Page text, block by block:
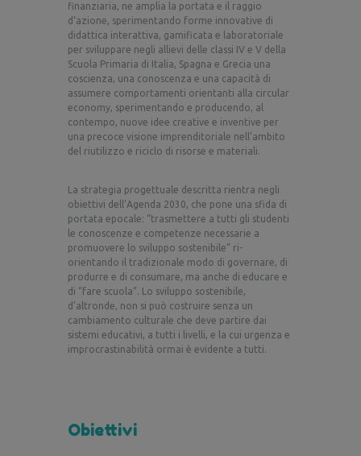
finanziaria, ne amplia la portata e il raggio
d’azione, sperimentando forme innovative di
didattica interattiva, gamificata e laboratoriale
per sviluppare negli allievi delle classi IV e V della
Scuola Primaria di Italia, Spagna e Grecia una
coscienza, una conoscenza e una capacità di
assumere comportamenti orientanti alla circular
economy, sperimentando e producendo, al
contempo, nuove idee creative e inventive per
una precoce visione imprenditoriale nell’ambito
del riutilizzo e riciclo di risorse e materiali.
La strategia progettuale descritta rientra negli
obiettivi dell’Agenda 2030, che pone una sfida di
portata epocale: “trasmettere a tutti gli studenti
le conoscenze e competenze necessarie a
promuovere lo sviluppo sostenibile” ri-
orientando il tradizionale modo di governare, di
produrre e di consumare, ma anche di educare e
di “fare scuola”. Lo sviluppo sostenibile,
d’altronde, non si può costruire senza un
cambiamento culturale che deve partire dai
sistemi educativi, a tutti i livelli, e la cui urgenza e
improcrastinabilità ormai è evidente a tutti.
Obiettivi